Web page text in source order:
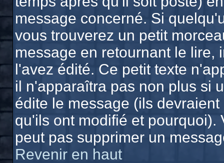
message concerné. Si
vous trouverez un petit
message en retournant le lire,
l'avez édité. Ce petit texte
il n'apparaîtra pas non plus si
édite le message (ils
qu'ils ont modifié et
peut pas supprimer un
Revenir en haut